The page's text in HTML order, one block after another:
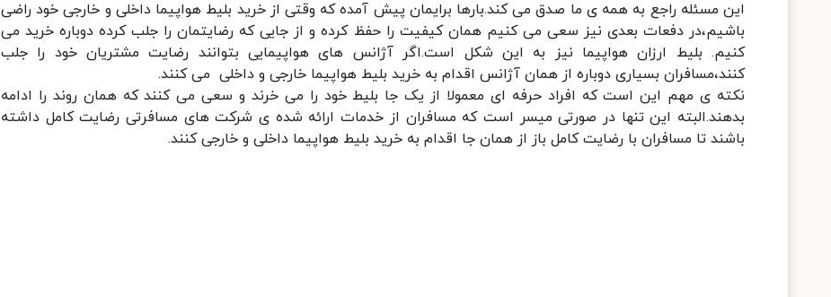
این مسئله راجع به همه ی ما صدق می کند.بارها برایمان پیش آمده که وقتی از خرید بلیط هواپیما داخلی و خارجی خود راضی
باشیم،در دفعات بعدی نیز سعی می کنیم همان کیفیت را حفظ کرده و از جایی که رضایتمان را جلب کرده دوباره خرید می
کنیم. بلیط ارزان هواپیما نیز به این شکل است.اگر آژانس های هواپیمایی بتوانند رضایت مشتریان خود را جلب
کنند،مسافران بسیاری دوباره از همان آژانس اقدام به خرید بلیط هواپیما خارجی و داخلی می کنند.
نکته ی مهم این است که افراد حرفه ای معمولا از یک جا بلیط خود را می خرند و سعی می کنند که همان روند را ادامه
بدهند.البته این تنها در صورتی میسر است که مسافران از خدمات ارائه شده ی شرکت های مسافرتی رضایت کامل داشته
باشند تا مسافران با رضایت کامل باز از همان جا اقدام به خرید بلیط هواپیما داخلی و خارجی کنند.